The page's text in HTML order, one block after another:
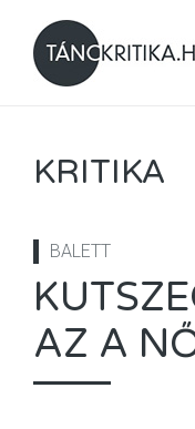
KRITIKA
BALETT
AZ A